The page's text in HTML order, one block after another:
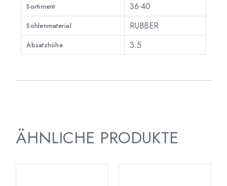
Sortiment 36-40
Sohlenmaterial RUBBER
Absatzhöhe 3.5
ÄHNLICHE PRODUKTE